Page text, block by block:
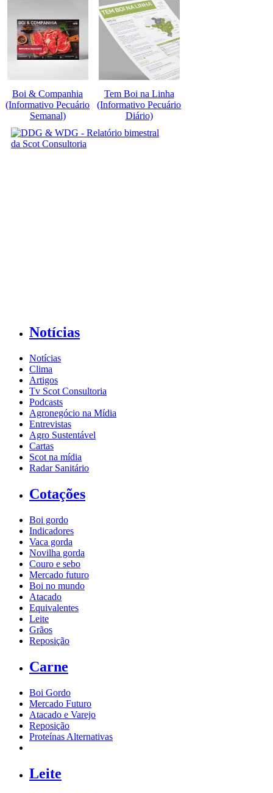
Boi & Companhia
(Informativo Pecuário
Semanal)
Tem Boi na Linha
(Informativo Pecuário
Diário)
Notícias
Notícias
Clima
Artigos
Tv Scot Consultoria
Podcasts
Agronegócio na Mídia
Entrevistas
Agro Sustentável
Cartas
Scot na mídia
Radar Sanitário
Cotações
Boi gordo
Indicadores
Vaca gorda
Novilha gorda
Couro e sebo
Mercado futuro
Boi no mundo
Atacado
Equivalentes
Leite
Grãos
Reposição
Carne
Boi Gordo
Mercado Futuro
Atacado e Varejo
Reposição
Proteínas Alternativas
Leite